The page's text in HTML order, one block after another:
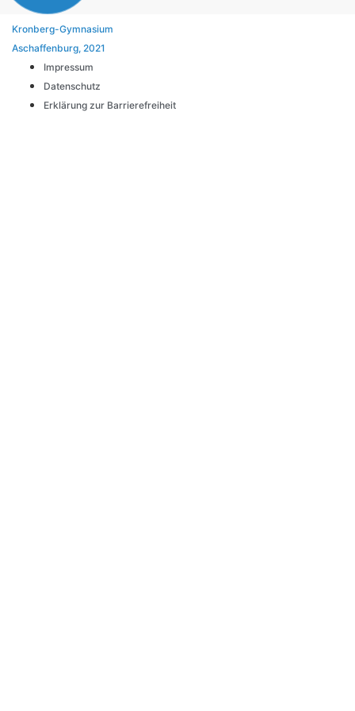
Kronberg-Gymnasium
Aschaffenburg, 2021
Impressum
Datenschutz
Erklärung zur Barrierefreiheit